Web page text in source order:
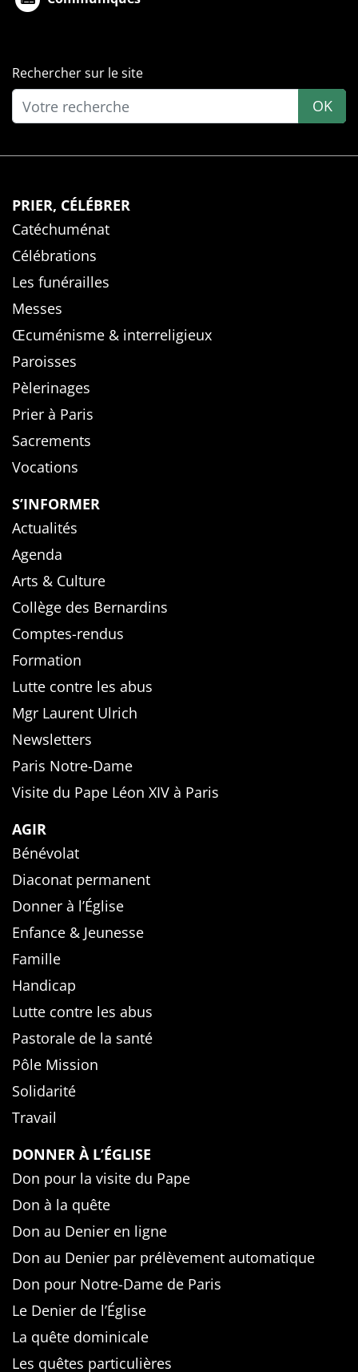
Rechercher sur le site
OK
PRIER, CÉLÉBRER
Catéchuménat
Célébrations
Les funérailles
Messes
Œcuménisme & interreligieux
Paroisses
Pèlerinages
Prier à Paris
Sacrements
Vocations
S’INFORMER
Actualités
Agenda
Arts & Culture
Collège des Bernardins
Comptes-rendus
Formation
Lutte contre les abus
Mgr Laurent Ulrich
Newsletters
Paris Notre-Dame
Visite du Pape Léon XIV à Paris
AGIR
Bénévolat
Diaconat permanent
Donner à l’Église
Enfance & Jeunesse
Famille
Handicap
Lutte contre les abus
Pastorale de la santé
Pôle Mission
Solidarité
Travail
DONNER À L’ÉGLISE
Don pour la visite du Pape
Don à la quête
Don au Denier en ligne
Don au Denier par prélèvement automatique
Don pour Notre-Dame de Paris
Le Denier de l’Église
La quête dominicale
Les quêtes particulières